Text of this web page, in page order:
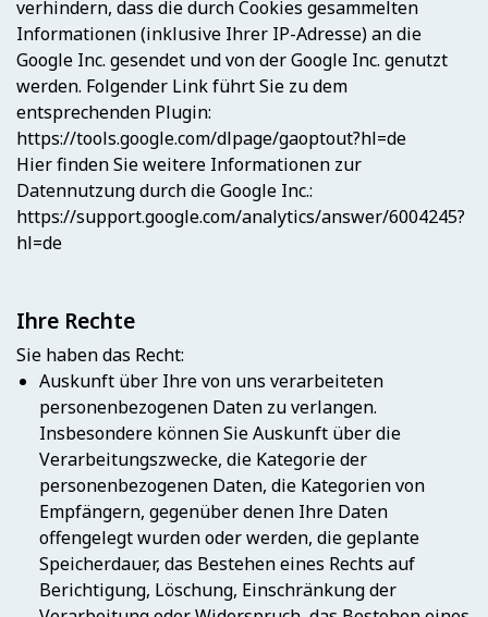
verhindern, dass die durch Cookies gesammelten
Informationen (inklusive Ihrer IP-Adresse) an die
Google Inc. gesendet und von der Google Inc. genutzt
werden. Folgender Link führt Sie zu dem
entsprechenden Plugin:
https://tools.google.com/dlpage/gaoptout?hl=de
Hier finden Sie weitere Informationen zur
Datennutzung durch die Google Inc.:
https://support.google.com/analytics/answer/6004245?
hl=de
Ihre Rechte
Sie haben das Recht:
Auskunft über Ihre von uns verarbeiteten
personenbezogenen Daten zu verlangen.
Insbesondere können Sie Auskunft über die
Verarbeitungszwecke, die Kategorie der
personenbezogenen Daten, die Kategorien von
Empfängern, gegenüber denen Ihre Daten
offengelegt wurden oder werden, die geplante
Speicherdauer, das Bestehen eines Rechts auf
Berichtigung, Löschung, Einschränkung der